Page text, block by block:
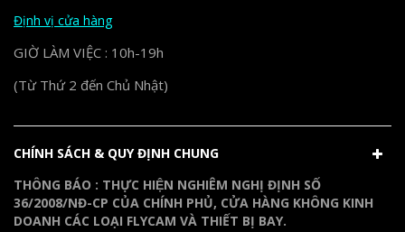
Định vị cửa hàng
GIỜ LÀM VIỆC : 10h-19h
(Từ Thứ 2 đến Chủ Nhật)
CHÍNH SÁCH & QUY ĐỊNH CHUNG
THÔNG BÁO : THỰC HIỆN NGHIÊM NGHỊ ĐỊNH SỐ
36/2008/NĐ-CP CỦA CHÍNH PHỦ, CỬA HÀNG KHÔNG KINH
DOANH CÁC LOẠI FLYCAM VÀ THIẾT BỊ BAY.